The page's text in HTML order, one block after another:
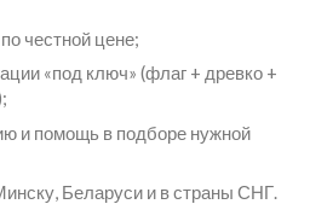
честной цене;
«под ключ» (флаг + древко +
и помощь в подборе нужной
Беларуси и в страны СНГ.